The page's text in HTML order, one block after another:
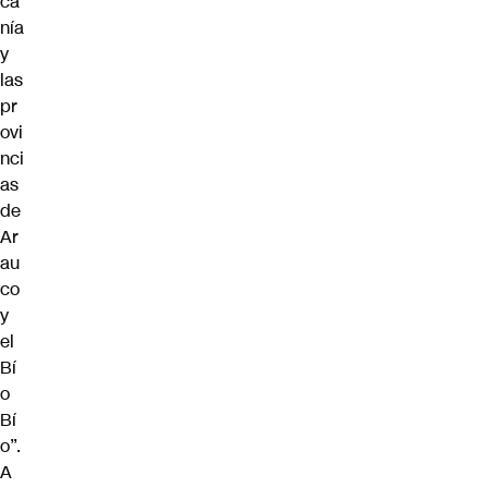
nía
y
las
pr
ovi
nci
as
de
Ar
au
co
y
el
Bí
o
Bí
o”.
A